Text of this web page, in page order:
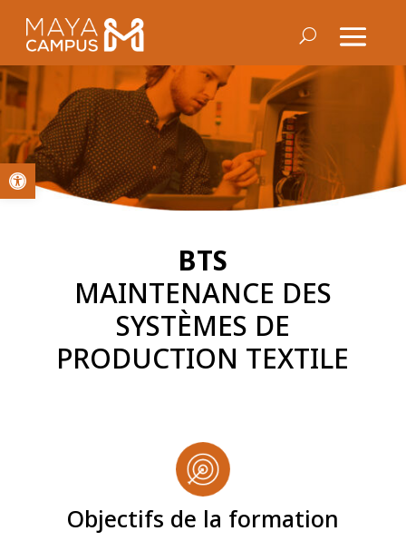
Ouvrir la barre d’outils
BTS
MAINTENANCE DES
SYSTÈMES DE
PRODUCTION TEXTILE
Objectifs de la formation